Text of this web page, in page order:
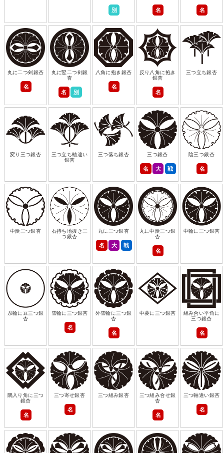
別 名 名
丸に二つ剣銀杏
名
丸に竪二つ剣銀
杏
名 別
八角に抱き銀杏
名
反り八角に抱き
銀杏
名
三つ立ち銀杏
変り三つ銀杏
三つ立ち軸違い
銀杏
三つ落ち銀杏 三つ銀杏
名 大 戦
陰三つ銀杏
名
中陰三つ銀杏
石持ち地抜き三
つ銀杏
丸に三つ銀杏
名 大 戦
丸に中陰三つ銀
杏
名
中輪に三つ銀杏
糸輪に豆三つ銀
杏
雪輪に三つ銀杏
名
外雪輪に三つ銀
杏
名
中菱に三つ銀杏
組み合い平角に
三つ銀杏
名
隅入り角に三つ
銀杏
名
三つ寄せ銀杏
名
三つ組み銀杏
三つ組み合せ銀
杏
名
三つ軸違い銀杏
名